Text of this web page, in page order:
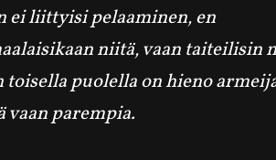
ei liittyisi pelaaminen, en
niitä, vaan taiteilisin
toisella puolella on hieno
vaan parempia.